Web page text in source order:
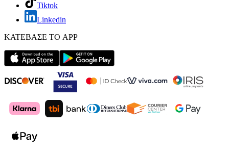
Tiktok
Linkedin
ΚΑΤΕΒΑΣΕ ΤΟ APP